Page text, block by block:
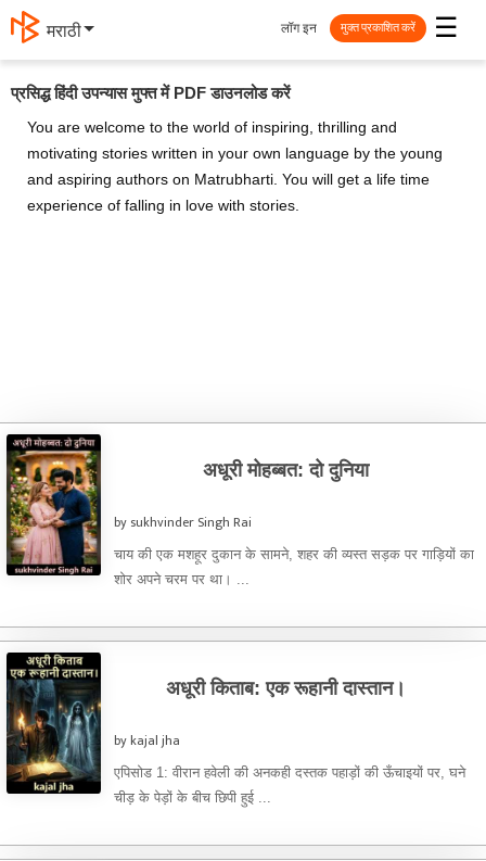
मराठी ☰
लॉग इन मुक्त प्रकाशित करें
प्रसिद्ध हिंदी उपन्यास मुफ्त में PDF डाउनलोड करें
You are welcome to the world of inspiring, thrilling and
motivating stories written in your own language by the young
and aspiring authors on Matrubharti. You will get a life time
experience of falling in love with stories.
अधूरी मोहब्बत: दो दुनिया
by sukhvinder Singh Rai
चाय की एक मशहूर दुकान के सामने, शहर की व्यस्त सड़क पर गाड़ियों का
शोर अपने चरम पर था। ...
अधूरी किताब: एक रूहानी दास्तान।
by kajal jha
एपिसोड 1: वीरान हवेली की अनकही दस्तक पहाड़ों की ऊँचाइयों पर, घने
चीड़ के पेड़ों के बीच छिपी हुई ...